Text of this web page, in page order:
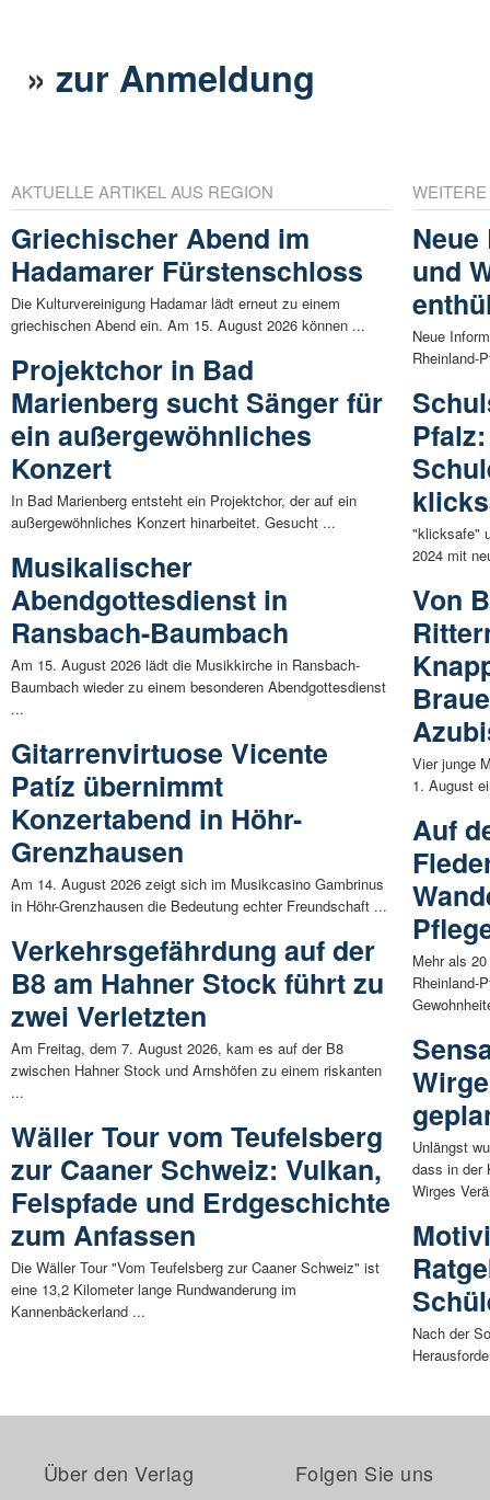
»zur Anmeldung
AKTUELLE ARTIKEL AUS REGION
Griechischer Abend im
Hadamarer Fürstenschloss
Die Kulturvereinigung Hadamar lädt erneut zu einem
griechischen Abend ein. Am 15. August 2026 können ...
Projektchor in Bad
Marienberg sucht Sänger für
ein außergewöhnliches
Konzert
In Bad Marienberg entsteht ein Projektchor, der auf ein
außergewöhnliches Konzert hinarbeitet. Gesucht ...
Musikalischer
Abendgottesdienst in
Ransbach-Baumbach
Am 15. August 2026 lädt die Musikkirche in Ransbach-
Baumbach wieder zu einem besonderen Abendgottesdienst
...
Gitarrenvirtuose Vicente
Patíz übernimmt
Konzertabend in Höhr-
Grenzhausen
Am 14. August 2026 zeigt sich im Musikcasino Gambrinus
in Höhr-Grenzhausen die Bedeutung echter Freundschaft ...
Verkehrsgefährdung auf der
B8 am Hahner Stock führt zu
zwei Verletzten
Am Freitag, dem 7. August 2026, kam es auf der B8
zwischen Hahner Stock und Arnshöfen zu einem riskanten
...
Wäller Tour vom Teufelsberg
zur Caaner Schweiz: Vulkan,
Felspfade und Erdgeschichte
zum Anfassen
Die Wäller Tour "Vom Teufelsberg zur Caaner Schweiz" ist
eine 13,2 Kilometer lange Rundwanderung im
Kannenbäckerland ...
und
Neue
Rheinland-
"klicksafe"
2024 mit
Von
Vier junge
1. August
Auf
Mehr als
Rheinland-
Unlängst
dass in der
Wirges
Nach der
Über den Verlag Folgen Sie uns